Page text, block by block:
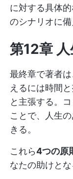
に対する具体
のシナリオに備
第12章
最終章で著者
えるには時間
と主張する。
ことで、人生
きる。
これら4つの原
なたの助けとな